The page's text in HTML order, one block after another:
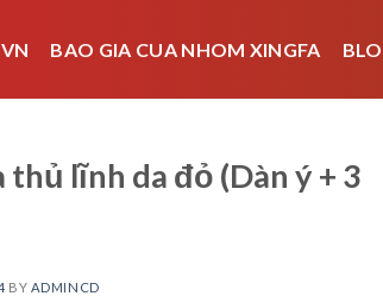
BAO GIA CUA NHOM XINGFA
lĩnh da đỏ (Dàn ý + 3
BY ADMINCD